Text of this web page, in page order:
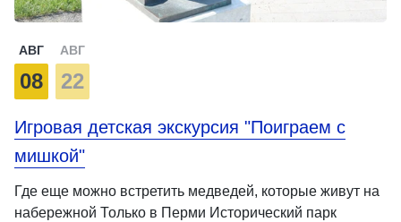
АВГ
08
АВГ
22
Игровая детская экскурсия "Поиграем с
мишкой"
Где еще можно встретить медведей, которые живут на
набережной Только в Перми Исторический парк